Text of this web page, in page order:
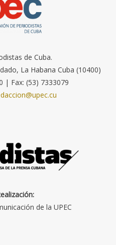
de Cuba.
La Habana Cuba (10400)
| Fax: (53) 7333079
de la UPEC